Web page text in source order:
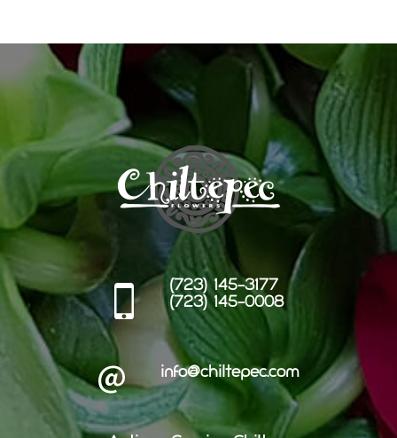
(723) 145-3177
(723) 145-0008
info@chiltepec.com